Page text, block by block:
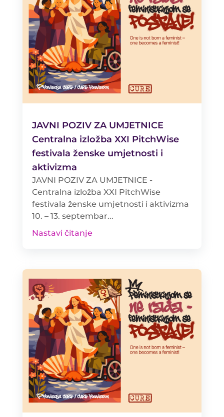
JAVNI POZIV ZA UMJETNICE
Centralna izložba XXI PitchWise
festivala ženske umjetnosti i
aktivizma
JAVNI POZIV ZA UMJETNICE -
Centralna izložba XXI PitchWise
festivala ženske umjetnosti i aktivizma
10. – 13. septembar...
Nastavi čitanje